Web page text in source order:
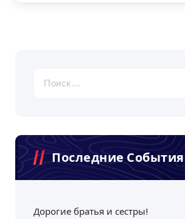
Последние События
Дорогие братья и сестры!